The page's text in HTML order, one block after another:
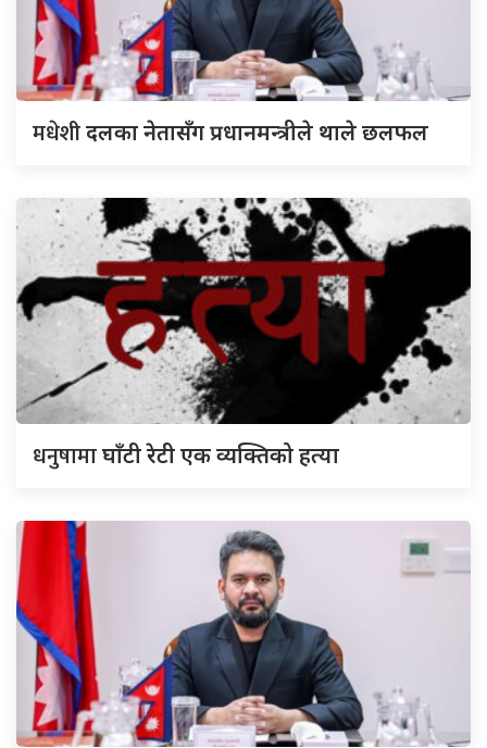
मधेशीदलका नेतासँग प्रधानमन्त्रीले थाले छलफल
धनुषामाघाँटी रेटी एक व्यक्तिको हत्या